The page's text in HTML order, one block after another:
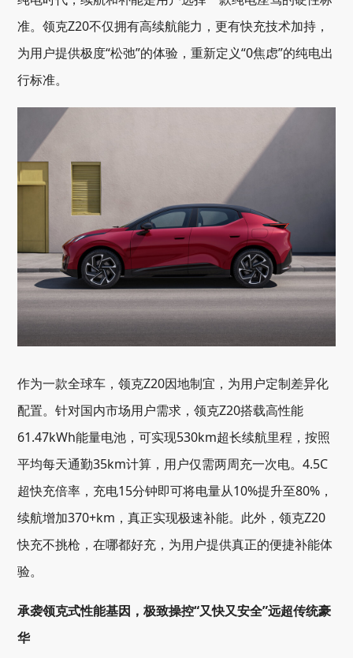
准。领克Z20不仅拥有高续航能力，更有快充技术加持，
为用户提供极度“松弛”的体验，重新定义“0焦虑”的纯电出
行标准。
作为一款全球车，领克Z20因地制宜，为用户定制差异化
配置。针对国内市场用户需求，领克Z20搭载高性能
61.47kWh能量电池，可实现530km超长续航里程，按照
平均每天通勤35km计算，用户仅需两周充一次电。4.5C
超快充倍率，充电15分钟即可将电量从10%提升至80%，
续航增加370+km，真正实现极速补能。此外，领克Z20
快充不挑枪，在哪都好充，为用户提供真正的便捷补能体
验。
承袭领克式性能基因，极致操控“又快又安全”远超传统豪
华